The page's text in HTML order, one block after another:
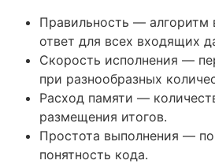
Правильность — алгоритм
ответ для всех входящих
Скорость исполнения —
при разнообразных
Расход памяти —
размещения итогов.
Простота выполнения —
понятность кода.